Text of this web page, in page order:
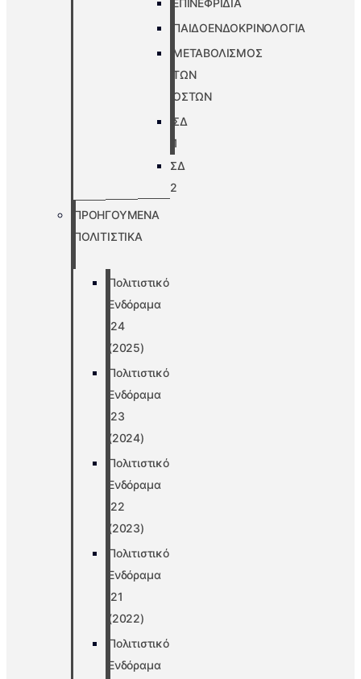
ΕΠΙΝΕΦΡΙΔΙΑ
ΠΑΙΔΟΕΝΔΟΚΡΙΝΟΛΟΓΙΑ
ΜΕΤΑΒΟΛΙΣΜΟΣ
ΤΩΝ
ΟΣΤΩΝ
ΣΔ
1
ΣΔ
2
ΠΡΟΗΓΟΥΜΕΝΑ
ΠΟΛΙΤΙΣΤΙΚΑ
Πολιτιστικό
Ενδόραμα
’24
(2025)
Πολιτιστικό
Ενδόραμα
’23
(2024)
Πολιτιστικό
Ενδόραμα
’22
(2023)
Πολιτιστικό
Ενδόραμα
’21
(2022)
Πολιτιστικό
Ενδόραμα